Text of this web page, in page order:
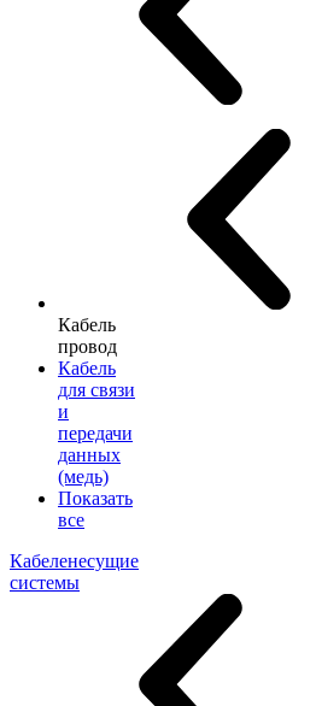
Кабель
провод
Кабель
для связи
и
передачи
данных
(медь)
Показать
все
Кабеленесущие
системы